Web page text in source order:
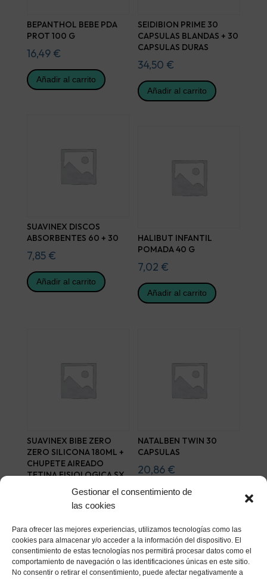
Gestionar el consentimiento de
las cookies
Para ofrecer las mejores experiencias, utilizamos tecnologías como las
cookies para almacenar y/o acceder a la información del dispositivo. El
consentimiento de estas tecnologías nos permitirá procesar datos como el
comportamiento de navegación o las identificaciones únicas en este sitio.
No consentir o retirar el consentimiento, puede afectar negativamente a
BEPANTHOL BEBE PDA
PROT 100 G
16,49 €
Añadir al carrito
SEIDIBION PRIME 30
CAPSULAS BLANDAS + 30
CAPSULAS DURAS
34,50 €
Añadir al carrito
SUAVINEX DISCOS
ABSORBENTES 60 + 30
7,85 €
Añadir al carrito
HALIBUT INFANTIL
POMADA 40 G
7,02 €
Añadir al carrito
SUAVINEX BIBE ZERO
ZERO SILICONA 180ML +
CHUPETE AIREADO
TETINA FISIOLOGICA SX
Añadir al carrito
NATALBEN TWIN 30
CAPSULAS
20,86 €
Añadir al carrito